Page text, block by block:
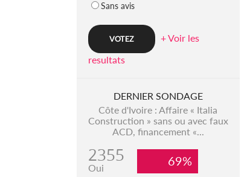
Sans avis
+ Voir les
resultats
DERNIER SONDAGE
Côte d'Ivoire : Affaire « Italia
Construction » sans ou avec faux
ACD, financement «...
2355
Oui 69%